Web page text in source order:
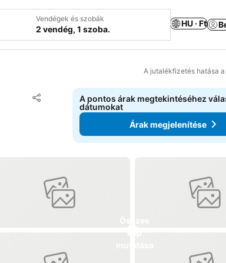
Vendégek és szobák
2 vendég, 1 szoba.
HU · Ft
A jutalékfizetés hatása
Megosztás
Hozzáadás a kedvencekhez
A pontos árak megtekintéséhez
dátumokat
Árak megjelenítése